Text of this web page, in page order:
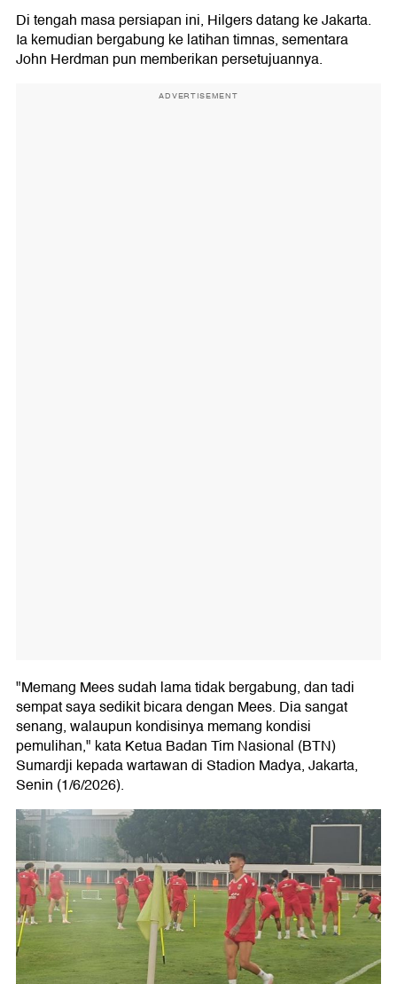
Di tengah masa persiapan ini, Hilgers datang ke Jakarta.
Ia kemudian bergabung ke latihan timnas, sementara
John Herdman pun memberikan persetujuannya.
ADVERTISEMENT
"Memang Mees sudah lama tidak bergabung, dan tadi
sempat saya sedikit bicara dengan Mees. Dia sangat
senang, walaupun kondisinya memang kondisi
pemulihan," kata Ketua Badan Tim Nasional (BTN)
Sumardji kepada wartawan di Stadion Madya, Jakarta,
Senin (1/6/2026).